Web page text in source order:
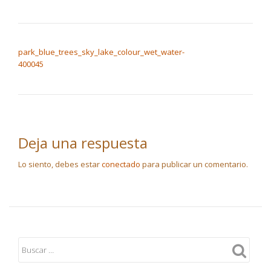
park_blue_trees_sky_lake_colour_wet_water-
400045
Deja una respuesta
Lo siento, debes estarconectado para publicar un comentario.